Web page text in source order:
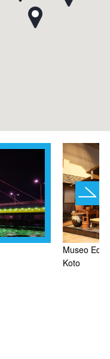
Museo Edo
Koto